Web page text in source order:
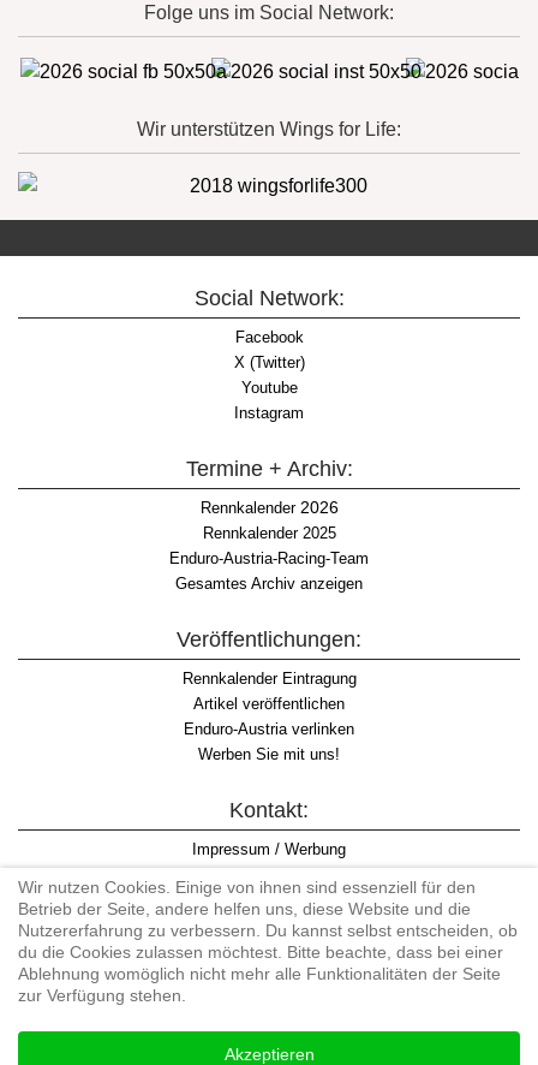
Folge uns im Social Network:
Wir unterstützen Wings for Life:
Social Network:
Facebook
X (Twitter)
Youtube
Instagram
Termine + Archiv:
Rennkalender2026
Rennkalender 2025
Enduro-Austria-Racing-Team
Gesamtes Archiv anzeigen
Veröffentlichungen:
Rennkalender Eintragung
Artikel veröffentlichen
Enduro-Austria verlinken
Werben Sie mit uns!
Kontakt:
Impressum / Werbung
Informationspflicht WKO
AGB
#enduroaustria, #wirlebenenduro #enduroaustriaracingteam
Wir nutzen Cookies. Einige von ihnen sind essenziell für den
Betrieb der Seite, andere helfen uns, diese Website und die
Nutzererfahrung zu verbessern. Du kannst selbst entscheiden, ob
du die Cookies zulassen möchtest. Bitte beachte, dass bei einer
Ablehnung womöglich nicht mehr alle Funktionalitäten der Seite
zur Verfügung stehen.
Akzeptieren